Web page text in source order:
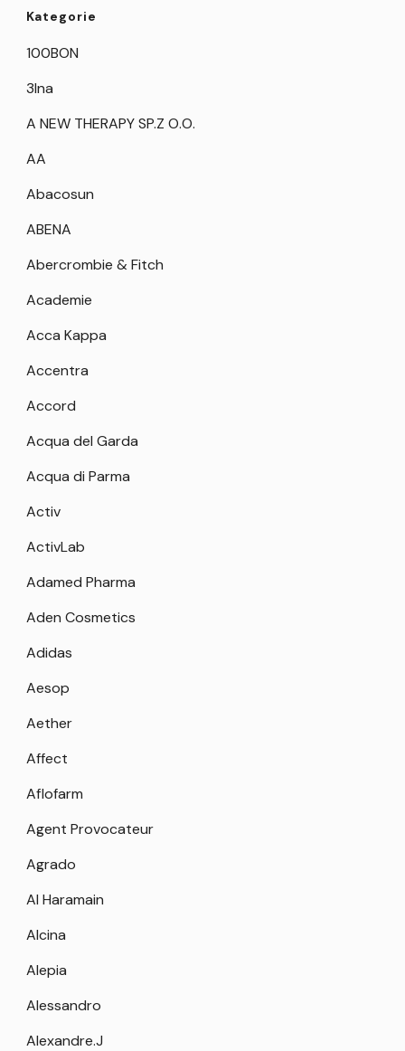
Kategorie
100BON
3Ina
A NEW THERAPY SP.Z O.O.
AA
Abacosun
ABENA
Abercrombie & Fitch
Academie
Acca Kappa
Accentra
Accord
Acqua del Garda
Acqua di Parma
Activ
ActivLab
Adamed Pharma
Aden Cosmetics
Adidas
Aesop
Aether
Affect
Aflofarm
Agent Provocateur
Agrado
Al Haramain
Alcina
Alepia
Alessandro
Alexandre.J